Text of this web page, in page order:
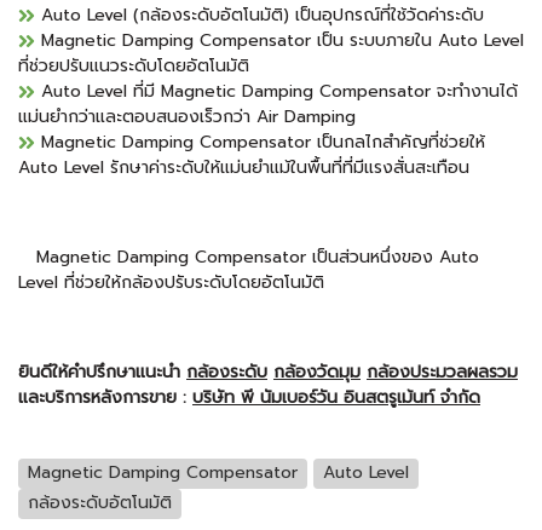
Auto Level (กล้องระดับอัตโนมัติ) เป็นอุปกรณ์ที่ใช้วัดค่าระดับ
Magnetic Damping Compensator เป็น ระบบภายใน Auto Level
ที่ช่วยปรับแนวระดับโดยอัตโนมัติ
Auto Level ที่มี Magnetic Damping Compensator จะทำงานได้
แม่นยำกว่าและตอบสนองเร็วกว่า Air Damping
Magnetic Damping Compensator เป็นกลไกสำคัญที่ช่วยให้
Auto Level รักษาค่าระดับให้แม่นยำแม้ในพื้นที่ที่มีแรงสั่นสะเทือน
Magnetic Damping Compensator เป็นส่วนหนึ่งของ Auto
Level ที่ช่วยให้กล้องปรับระดับโดยอัตโนมัติ
ยินดีให้คำปรึกษาแนะนำ กล้องระดับ กล้องวัดมุม กล้องประมวลผลรวม
และบริการหลังการขาย : บริษัท พี นัมเบอร์วัน อินสตรูเม้นท์ จำกัด
Magnetic Damping Compensator
Auto Level
กล้องระดับอัตโนมัติ